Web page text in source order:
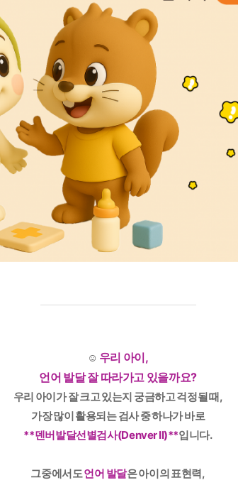
☺️ 우리 아이,
언어 발달 잘 따라가고 있을까요?
우리 아이가 잘 크고 있는지 궁금하고 걱정될 때,
가장 많이 활용되는 검사 중 하나가 바로
**덴버발달선별검사(Denver II)**입니다.
그중에서도언어 발달은 아이의 표현력,